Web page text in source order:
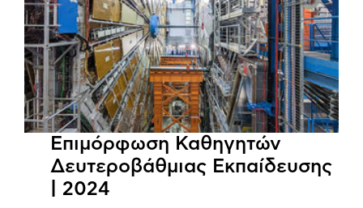
Επιμόρφωση Καθηγητών
Δευτεροβάθμιας Εκπαίδευσης
| 2024